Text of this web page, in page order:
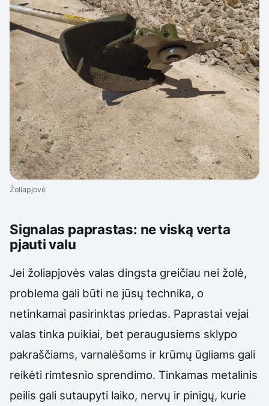
Žoliapjovė
Signalas paprastas: ne viską verta
pjauti valu
Jei žoliapjovės valas dingsta greičiau nei žolė,
problema gali būti ne jūsų technika, o
netinkamai pasirinktas priedas. Paprastai vejai
valas tinka puikiai, bet peraugusiems sklypo
pakraščiams, varnalėšoms ir krūmų ūgliams gali
reikėti rimtesnio sprendimo. Tinkamas metalinis
peilis gali sutaupyti laiko, nervų ir pinigų, kurie